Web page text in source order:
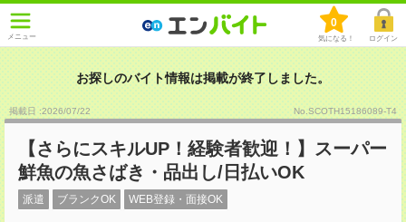
メニュー
0
気になる！ ログイン
お探しのバイト情報は掲載が終了しました。
掲載日 :2026/07/22 No.SCOTH15186089-T4
【さらにスキルUP！経験者歓迎！】スーパー
鮮魚の魚さばき・品出し/日払いOK
派遣 ブランクOK WEB登録・面接OK